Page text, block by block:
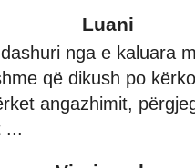
Luani
nga e kaluara
që dikush po
angazhimit,
...